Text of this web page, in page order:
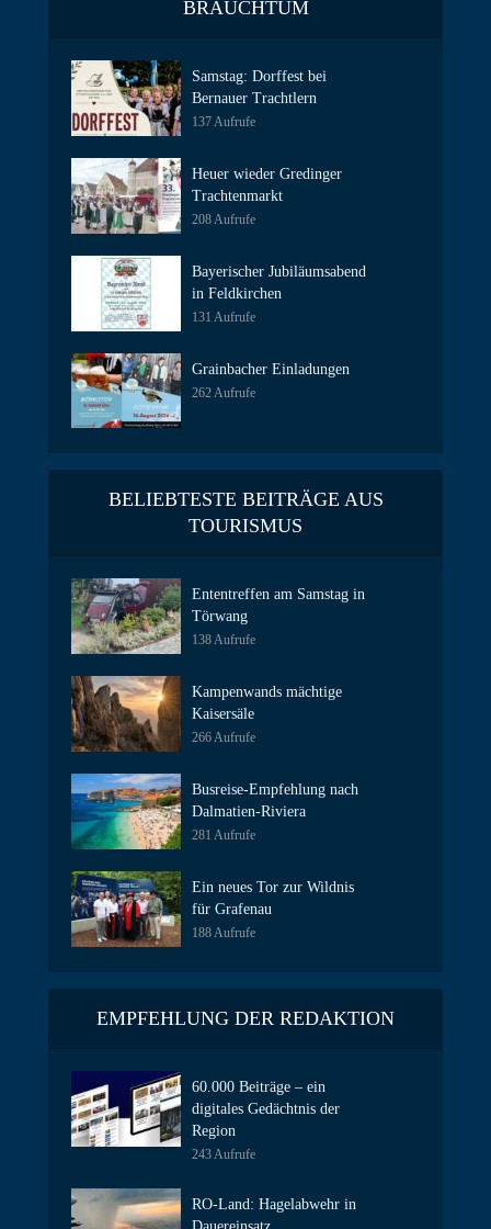
BRAUCHTUM
Samstag: Dorffest bei
Bernauer Trachtlern
137 Aufrufe
Heuer wieder Gredinger
Trachtenmarkt
208 Aufrufe
Bayerischer Jubiläumsabend
in Feldkirchen
131 Aufrufe
Grainbacher Einladungen
262 Aufrufe
BELIEBTESTE BEITRÄGE AUS
TOURISMUS
Ententreffen am Samstag in
Törwang
138 Aufrufe
Kampenwands mächtige
Kaisersäle
266 Aufrufe
Busreise-Empfehlung nach
Dalmatien-Riviera
281 Aufrufe
Ein neues Tor zur Wildnis
für Grafenau
188 Aufrufe
EMPFEHLUNG DER REDAKTION
60.000 Beiträge – ein
digitales Gedächtnis der
Region
243 Aufrufe
RO-Land: Hagelabwehr in